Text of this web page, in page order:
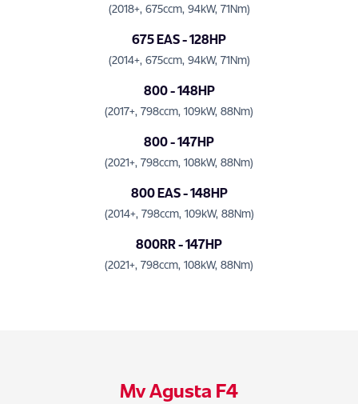
(2018+, 675ccm, 94kW, 71Nm)
675 EAS - 128HP
(2014+, 675ccm, 94kW, 71Nm)
800 - 148HP
(2017+, 798ccm, 109kW, 88Nm)
800 - 147HP
(2021+, 798ccm, 108kW, 88Nm)
800 EAS - 148HP
(2014+, 798ccm, 109kW, 88Nm)
800RR - 147HP
(2021+, 798ccm, 108kW, 88Nm)
Mv Agusta F4